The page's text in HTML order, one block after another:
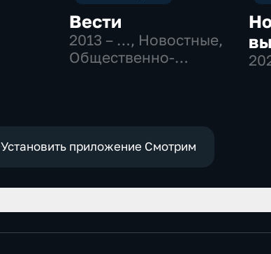
Вести
2013 – …, Новостные,
Общественно-
Установить приложение Смотрим